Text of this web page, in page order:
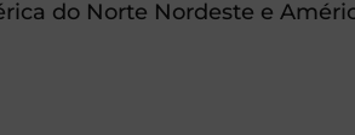
do Norte Nordeste e